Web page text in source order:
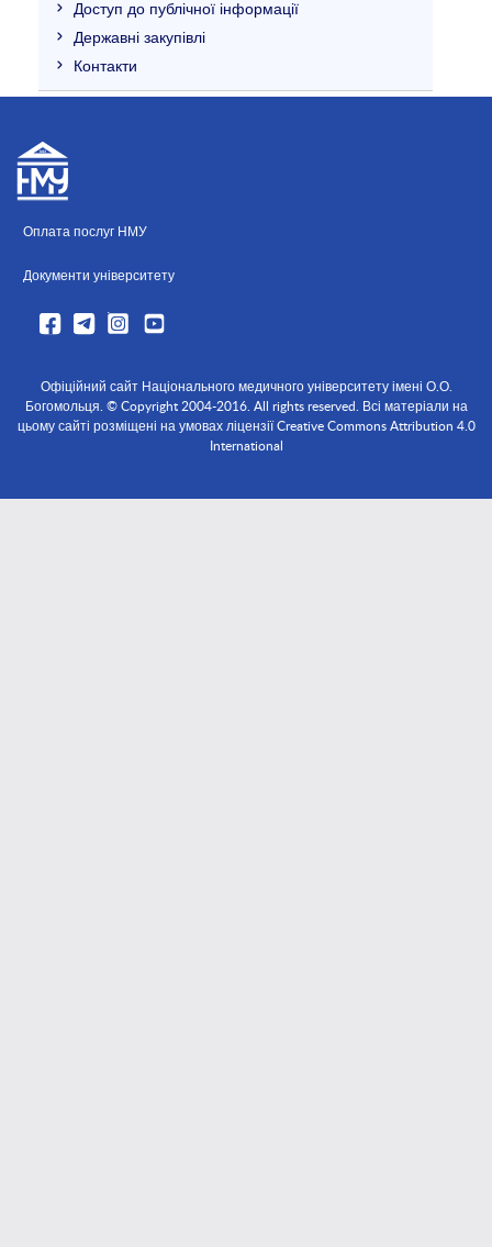
Доступ до публічної інформації
Державні закупівлі
Контакти
Оплата послуг НМУ
Документи університету
Офіційний сайт Національного медичного університету імені О.О.
Богомольця. © Copyright 2004-2016. All rights reserved. Всі матеріали на
цьому сайті розміщені на умовах ліцензії Creative Commons Attribution 4.0
International